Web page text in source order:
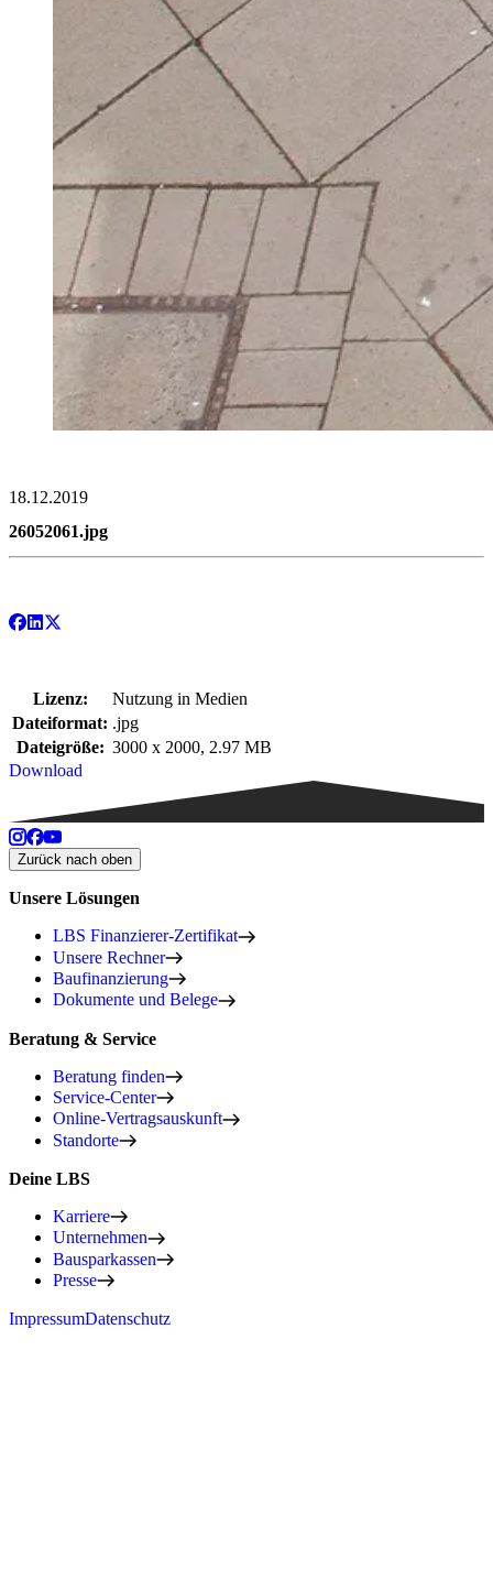
18.12.2019
26052061.jpg
Lizenz:
Nutzung in Medien
Dateiformat: .jpg
Dateigröße: 3000 x 2000, 2.97 MB
Download
Zurück nach oben
Unsere Lösungen
LBS Finanzierer-Zertifikat
Unsere Rechner
Baufinanzierung
Dokumente und Belege
Beratung & Service
Beratung finden
Service-Center
Online-Vertragsauskunft
Standorte
Deine LBS
Karriere
Unternehmen
Bausparkassen
Presse
ImpressumDatenschutz